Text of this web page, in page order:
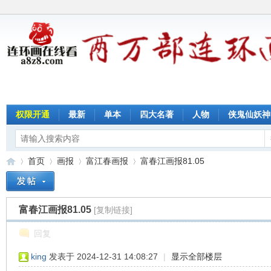
权限开通 最新 单本 四大名著 人物 侠鬼仙妖神
»
首页
›
画报
›
富江春画报
›
富春江画报81.05
富春江画报81.05 [复制链接]
回复
king 发表于 2024-12-31 14:08:27 | 显示全部楼层